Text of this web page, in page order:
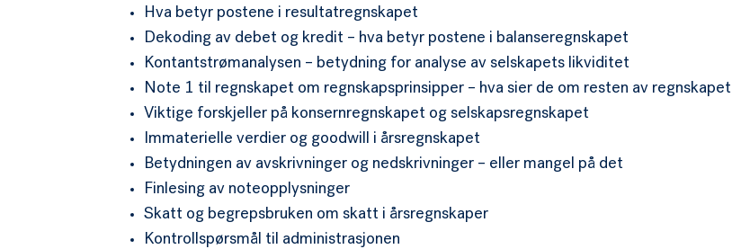
Hva betyr postene i resultatregnskapet
Dekoding av debet og kredit – hva betyr postene i balanseregnskapet
Kontantstrømanalysen – betydning for analyse av selskapets likviditet
Note 1 til regnskapet om regnskapsprinsipper – hva sier de om resten av regnskapet
Viktige forskjeller på konsernregnskapet og selskapsregnskapet
Immaterielle verdier og goodwill i årsregnskapet
Betydningen av avskrivninger og nedskrivninger – eller mangel på det
Finlesing av noteopplysninger
Skatt og begrepsbruken om skatt i årsregnskaper
Kontrollspørsmål til administrasjonen